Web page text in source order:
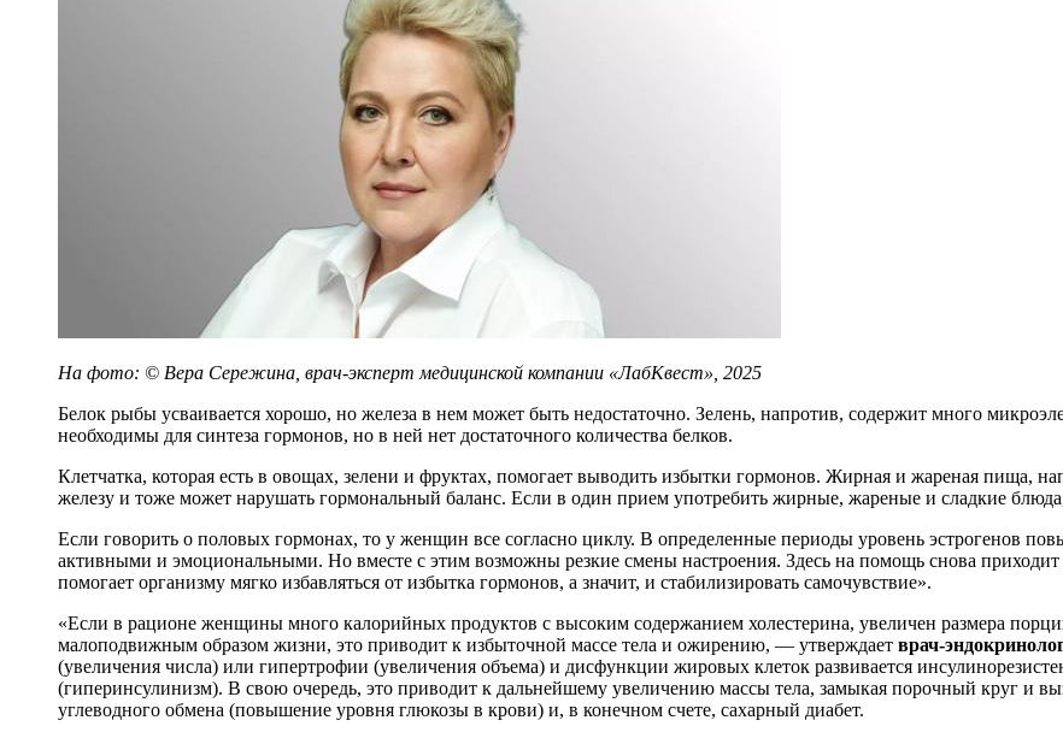
На фото: © Вера Сережина, врач-эксперт медицинской компании «ЛабКвест», 2025
Белок рыбы усваивается хорошо, но железа в нем может быть недостаточно. Зелень, напротив, содержит много
необходимы для синтеза гормонов, но в ней нет достаточного количества белков.
Клетчатка, которая есть в овощах, зелени и фруктах, помогает выводить избытки гормонов. Жирная и жареная пища,
железу и тоже может нарушать гормональный баланс. Если в один прием употребить жирные, жареные и сладкие
Если говорить о половых гормонах, то у женщин все согласно циклу. В определенные периоды уровень эстрогенов
активными и эмоциональными. Но вместе с этим возможны резкие смены настроения. Здесь на помощь снова приходит
помогает организму мягко избавляться от избытка гормонов, а значит, и стабилизировать самочувствие».
«Если в рационе женщины много калорийных продуктов с высоким содержанием холестерина, увеличен размера
малоподвижным образом жизни, это приводит к избыточной массе тела и ожирению, — утверждает врач-
(увеличения числа) или гипертрофии (увеличения объема) и дисфункции жировых клеток развивается
(гиперинсулинизм). В свою очередь, это приводит к дальнейшему увеличению массы тела, замыкая порочный круг и
углеводного обмена (повышение уровня глюкозы в крови) и, в конечном счете, сахарный диабет.